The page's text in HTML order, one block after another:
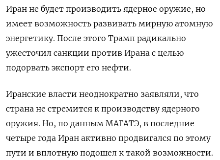
Иран не будет производить ядерное оружие, но
имеет возможность развивать мирную атомную
энергетику. После этого Трамп радикально
ужесточил санкции против Ирана с целью
подорвать экспорт его нефти.
Иранские власти неоднократно заявляли, что
страна не стремится к производству ядерного
оружия. Но, по данным МАГАТЭ, в последние
четыре года Иран активно продвигался по этому
пути и вплотную подошел к такой возможности.